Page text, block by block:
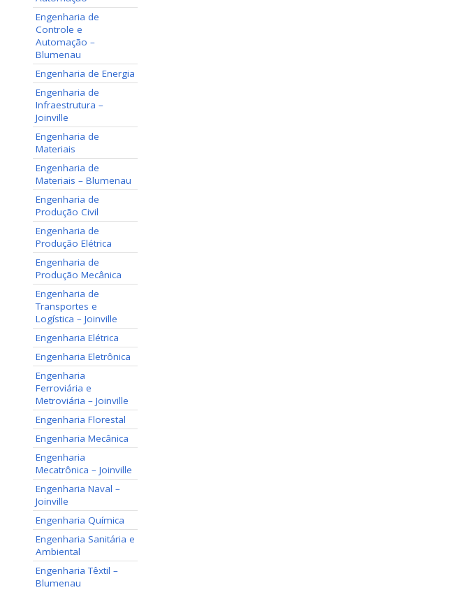
Engenharia de
Controle e
Automação –
Blumenau
Engenharia de Energia
Engenharia de
Infraestrutura –
Joinville
Engenharia de
Materiais
Engenharia de
Materiais – Blumenau
Engenharia de
Produção Civil
Engenharia de
Produção Elétrica
Engenharia de
Produção Mecânica
Engenharia de
Transportes e
Logística – Joinville
Engenharia Elétrica
Engenharia Eletrônica
Engenharia
Ferroviária e
Metroviária – Joinville
Engenharia Florestal
Engenharia Mecânica
Engenharia
Mecatrônica – Joinville
Engenharia Naval –
Joinville
Engenharia Química
Engenharia Sanitária e
Ambiental
Engenharia Têxtil –
Blumenau